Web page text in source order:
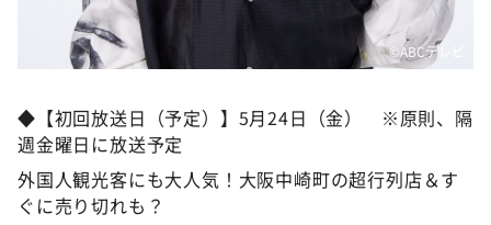
©️ABCテレビ
◆【初回放送日（予定）】5月24日（金） ※原則、隔
週金曜日に放送予定
外国人観光客にも大人気！大阪中崎町の超行列店＆す
ぐに売り切れも？